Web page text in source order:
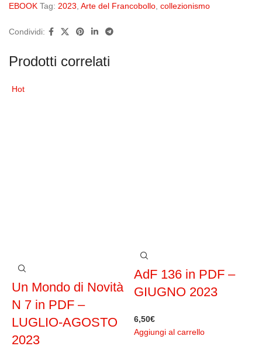
EBOOK Tag: 2023 Arte del Francobollo collezionismo
Condividi:
Prodotti correlati
Hot
Un Mondo di Novità
N 7 in PDF –
LUGLIO-AGOSTO
2023
AdF 136 in PDF –
GIUGNO 2023
6,50€
Aggiungi al carrello